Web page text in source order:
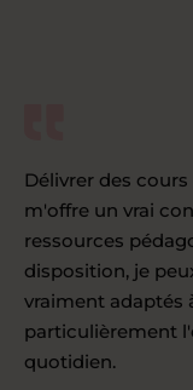
Délivrer des
m'offre un vrai
ressources
disposition, je
vraiment adaptés
particulièrement
quotidien.